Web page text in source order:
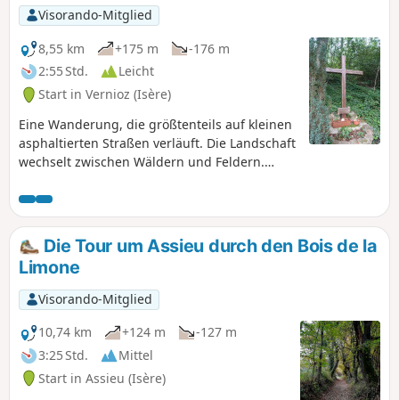
Visorando-Mitglied
8,55 km
+175 m
-176 m
2:55 Std.
Leicht
Start in Vernioz (Isère)
Eine Wanderung, die größtenteils auf kleinen
asphaltierten Straßen verläuft. Die Landschaft
wechselt zwischen Wäldern und Feldern.
Wanderung sind keine Schwierigkeiten zu
befürchten.
Die Tour um Assieu durch den Bois de la
Limone
Visorando-Mitglied
10,74 km
+124 m
-127 m
3:25 Std.
Mittel
Start in Assieu (Isère)